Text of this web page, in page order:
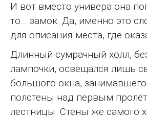
И вот вместо универа она
то… замок. Да, именно это
для описания места, где
Длинный сумрачный холл,
лампочки, освещался лишь
большого окна,
полстены над первым
лестницы. Стены же самого